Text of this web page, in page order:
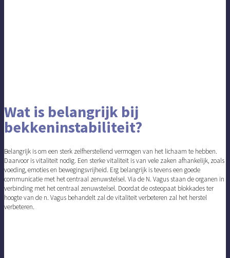
Wat is belangrijk bij
bekkeninstabiliteit?
Belangrijk is om een sterk zelfherstellend vermogen van het lichaam te hebben.
Daarvoor is vitaliteit nodig. Een sterke vitaliteit is van vele zaken afhankelijk, zoals
voeding, emoties en bewegingsvrijheid. Erg belangrijk is tevens een goede
communicatie met het centraal zenuwstelsel. Via de N. Vagus staan de organen in
verbinding met het centraal zenuwstelsel. Doordat de osteopaat blokkades ter
hoogte van de n. Vagus behandelt zal de vitaliteit verbeteren zal het herstel
verbeteren.